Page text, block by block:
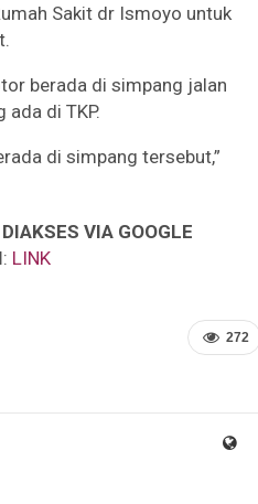
Sakit dr Ismoyo untuk
berada di simpang jalan
di TKP.
di simpang tersebut,”
VIA GOOGLE
: LINK
272